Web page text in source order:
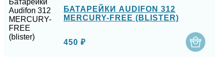
БАТАРЕЙКИ AUDIFON 312
MERCURY-FREE (BLISTER)
450 ₽